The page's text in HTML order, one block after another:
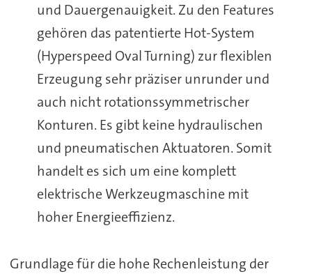
und Dauergenauigkeit. Zu den Features
gehören das patentierte Hot-System
(Hyperspeed Oval Turning) zur flexiblen
Erzeugung sehr präziser unrunder und
auch nicht rotationssymmetrischer
Konturen. Es gibt keine hydraulischen
und pneumatischen Aktuatoren. Somit
handelt es sich um eine komplett
elektrische Werkzeugmaschine mit
hoher Energieeffizienz.
Grundlage für die hohe Rechenleistung der